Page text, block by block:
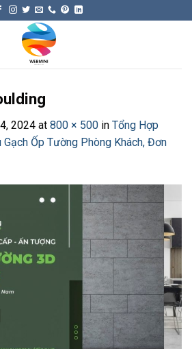
2024 at 800 × 500 in Tổng Hợp
Gạch Ốp Tường Phòng Khách, Đơn